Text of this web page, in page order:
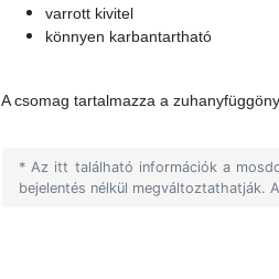
varrott kivitel
könnyen karbantartható
A csomag tartalmazza a
* Az itt található információk a
bejelentés nélkül megváltoztathatják.